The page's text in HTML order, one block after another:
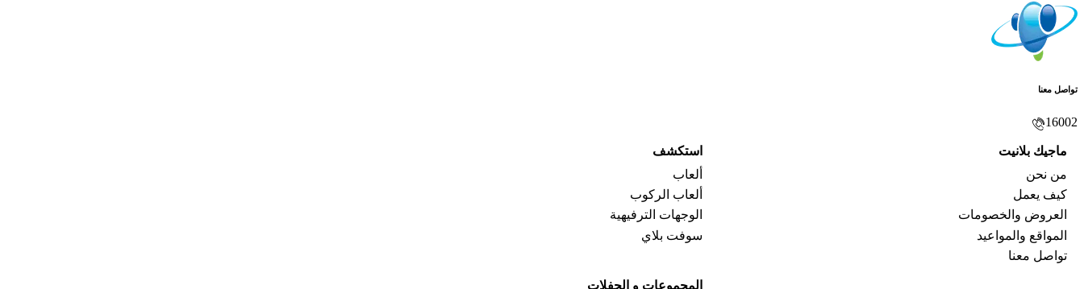
تواصل معنا
16002
ماجيك بلانيت
من نحن
كيف يعمل
العروض والخصومات
المواقع والمواعيد
تواصل معنا
استكشف
ألعاب
ألعاب الركوب
الوجهات الترفيهية
سوفت بلاي
المجموعات و الحفلات